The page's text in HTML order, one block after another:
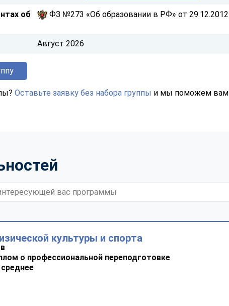
об
ФЗ №273 «Об образовании в РФ» от 29.12.2012
Август 2026
Оставьте заявку без набора группы и мы поможем вам
культуры и спорта
о профессиональной переподготовке